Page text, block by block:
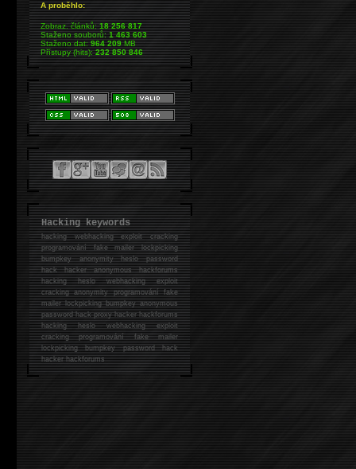
A proběhlo:
Zobraz. článků:18 256 817
Staženo souborů:1 463 603
Staženo dat:964 209MB
Přístupy (hits):232 850 846
Hacking keywords
hackingwebhacking exploit cracking
programování fake mailer lockpicking
bumpkey anonymity heslo password
hackhacker anonymous hackforums
hackingheslo webhacking exploit
cracking anonymity programování fake
mailer lockpicking bumpkey anonymous
password hack proxy hacker hackforums
hacking heslo webhacking exploit
cracking programování fake mailer
lockpicking bumpkey password hack
hackerhackforums